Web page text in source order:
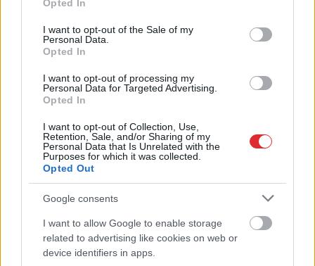
use your data for below specified purposes in below Google
consent section.
Opted In
I want to opt-out of the Sale of my
Personal Data.
Opted In
I want to opt-out of processing my
Personal Data for Targeted Advertising.
Opted In
I want to opt-out of Collection, Use,
Retention, Sale, and/or Sharing of my
Personal Data that Is Unrelated with the
Purposes for which it was collected.
Opted Out
Google consents
I want to allow Google to enable storage
related to advertising like cookies on web or
device identifiers in apps.
TESTS.Tikai cilvēki ar
laucinieka DNS spēs iegūt
80% šajā lauku gudrību
testā
Atcelt Ziņot